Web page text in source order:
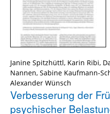
Janine Spitzhüttl, Karin Ribi,
Nannen, Sabine Kaufmann-
Alexander Wünsch
Verbesserung der
psychischer